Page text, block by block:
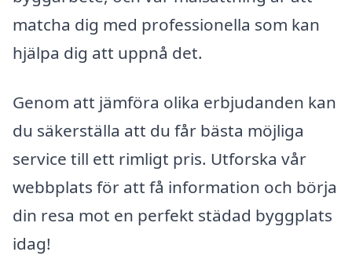
matcha dig med professionella som kan
hjälpa dig att uppnå det.
Genom att jämföra olika erbjudanden kan
du säkerställa att du får bästa möjliga
service till ett rimligt pris. Utforska vår
webbplats för att få information och börja
din resa mot en perfekt städad byggplats
idag!